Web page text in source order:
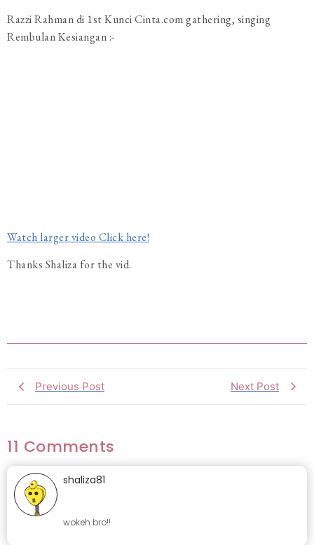
Razzi Rahman di 1st Kunci Cinta.com gathering, singing
Rembulan Kesiangan :-
Watch larger video Click here!
Thanks Shaliza for the vid.
Previous Post Next Post
11 Comments
shaliza81
wokeh bro!!